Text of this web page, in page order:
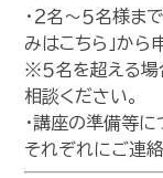
・２名～５名様ま
みはこちら」から
※５名を超える
相談ください。
・講座の準備等
それぞれにご連絡